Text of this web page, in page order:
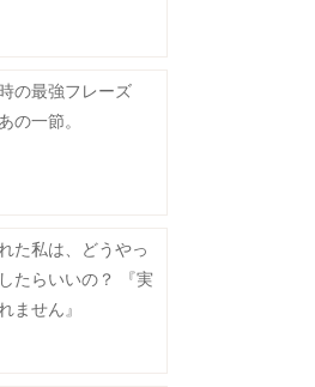
の最強フレーズ
の一節。
た私は、どうやっ
たらいいの？ 『実
ません』